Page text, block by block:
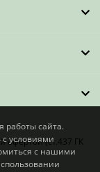
офертой (ст.437 ГК
работы сайта.
условиями
с нашими